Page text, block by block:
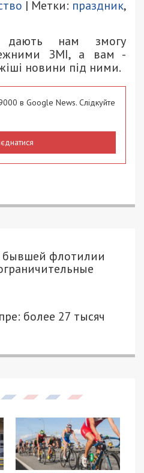
| Метки: праздник,
дають нам змогу
ЗМІ, а вам -
новини під ними.
в Google News. Слідкуйте
бывшей флотилии
более 27 тысяч